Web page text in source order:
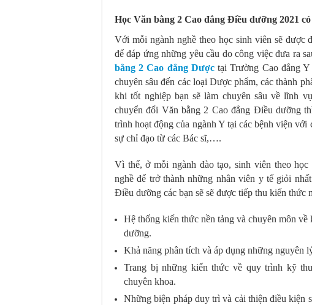
Học Văn bằng 2 Cao đẳng Điều dưỡng 2021
Với mỗi ngành nghề theo học sinh viên sẽ được
để đáp ứng những yêu cầu do công việc đưa ra
bằng 2 Cao đẳng Dượctại Trường Cao đẳng Y
chuyên sâu đến các loại Dược phẩm, các thành
khi tốt nghiệp bạn sẽ làm chuyên sâu về lĩnh
chuyển đổi Văn bằng 2 Cao đẳng Điều dưỡng
trình hoạt động của ngành Y tại các bệnh viện
sự chỉ đạo từ các Bác sĩ,….
Vì thế, ở mỗi ngành đào tạo, sinh viên theo học
nghề để trở thành những nhân viên y tế giỏi
Điều dưỡng các bạn sẽ sẽ được tiếp thu kiến thức
Hệ thống kiến thức nền tảng và chuyên môn
dưỡng.
Khả năng phân tích và áp dụng những
Trang bị những kiến thức về quy trình kỹ
chuyên khoa.
Những biện pháp duy trì và cải thiện điều kiện